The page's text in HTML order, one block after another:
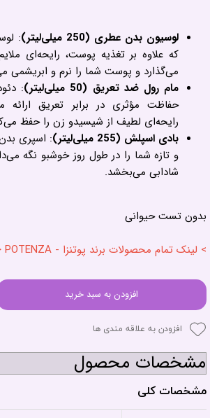
لوسیون بدن عطری (250 میلی‌لیتر)
:
که علاوه بر تغذیه پوست، رایحه‌ای
می‌گذارد و پوست شما را نرم و ابریشمی
مام رول ضد تعریق (50 میلی‌لیتر)
:
حفاظت مؤثری در برابر تعریق
رایحه‌ای لطیف از شیسیدو زن را حفظ
بادی اسپلش (255 میلی‌لیتر)
: اسپری
و تازه شما را در طول روز خوشبو نگه
شادابی می‌بخشد.
بدون تست حیوانی
> لینک تمام محصولات برند پوتنزا - POTENZA <
افزودن به سبد خرید
افزودن به علاقه مندی ها
مشخصات محصول
مشخصات کلی